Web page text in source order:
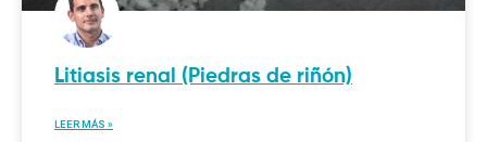
Litiasis renal (Piedras de riñón)
LEER MÁS »